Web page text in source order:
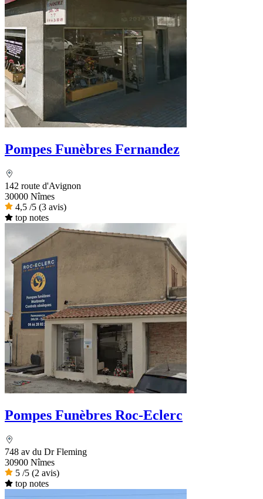
Pompes Funèbres Fernandez
142 route d'Avignon
30000 Nîmes
4,5 /5 (3 avis)
top notes
Pompes Funèbres Roc-Eclerc
748 av du Dr Fleming
30900 Nîmes
5 /5 (2 avis)
top notes